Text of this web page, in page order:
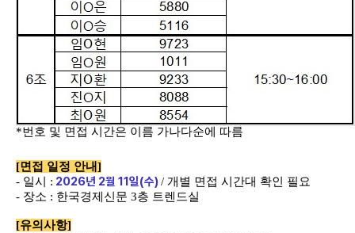
*번호 및 면접 시간은 이름 가나다순에 따름
[면접 일정 안내]
- 일시 : 2026년 2월 11 일(수)/ 개별 면접 시간대 확인 필요
- 장소 : 한국경제신문 3층 트렌드실
[유의사항]